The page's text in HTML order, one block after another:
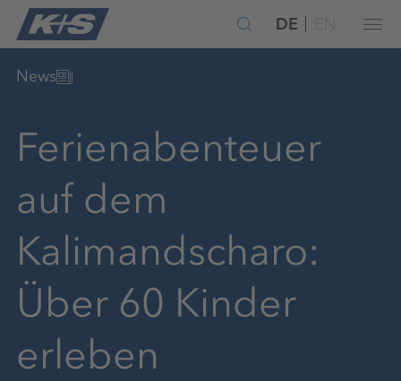
DE
News
Ferienabenteuer
auf dem
Kalimandscharo:
Über 60 Kinder
erleben